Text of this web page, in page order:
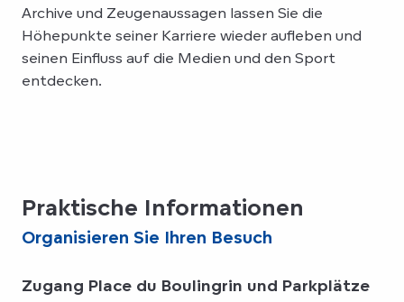
Archive und Zeugenaussagen lassen Sie die
Höhepunkte seiner Karriere wieder aufleben und
seinen Einfluss auf die Medien und den Sport
entdecken.
Praktische Informationen
Organisieren Sie Ihren Besuch
Zugang Place du Boulingrin und Parkplätze